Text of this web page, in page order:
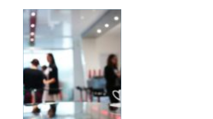
mejl till webben behövs
verktyg som är lätta att
förstå, fungerar dygnet
runt och minskar risken
för dubbelbokningar...